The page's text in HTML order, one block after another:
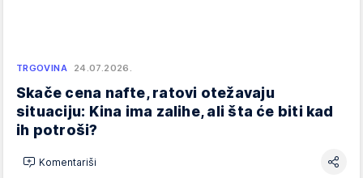
TRGOVINA 24.07.2026.
Skače cena nafte, ratovi otežavaju
situaciju: Kina ima zalihe, ali šta će biti kad
ih potroši?
Komentariši